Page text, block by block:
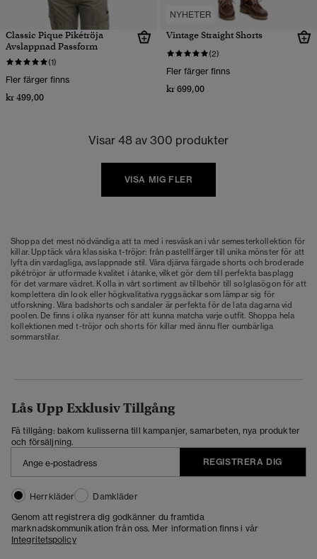
Classic Pique Pikétröja
Avslappnad Passform
(1)
Fler färger finns
kr 499,00
NYHETER
Vintage Straight Shorts
(2)
Fler färger finns
kr 699,00
Visar 48 av 300 produkter
VISA MIG FLER
Shoppa det mest nödvändiga att ta med i resväskan i vår semesterkollektion för
killar. Upptäck våra klassiska t-tröjor: från pastellfärger till unika mönster för att
lyfta din vardagliga, avslappnade stil. Våra djärva färgade shorts och broderade
pikétröjor är utformade kvalitet i åtanke, vilket gör dem till perfekta basplagg
för det varmare vädret. Kolla in vårt sortiment av tillbehör till solglasögon för att
komplettera din look eller högkvalitativa ryggsäckar som lämpar sig för
utforskning. Våra badshorts och sandaler är perfekta för de lata dagarna vid
poolen. De finns i olika nyanser för att kunna matcha varje outfit. Shoppa hela
kollektionen medt-tröjor ochshorts för killar med ännu fler oumbärliga
sommarstilar.
Lås Upp Exklusiv Tillgång
Få tillgång: bakom kulisserna till kampanjer, samarbeten, nya produkter
och försäljning.
REGISTRERA DIG
Herrkläder
Damkläder
Genom att registrera dig godkänner du framtida
marknadskommunikation från oss. Mer information finns i vår
Integritetspolicy